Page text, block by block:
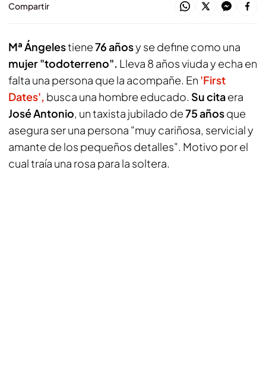
Compartir
Mª Ángelestiene76 añosy se define como una
mujer "todoterreno". Lleva 8 años viuda y echa en
falta una persona que la acompañe. En 'First
Dates', busca una hombre educado. Su citaera
José Antonio, un taxista jubilado de75 añosque
asegura ser una persona "muy cariñosa, servicial y
amante de los pequeños detalles". Motivo por el
cual traía una rosa para la soltera.